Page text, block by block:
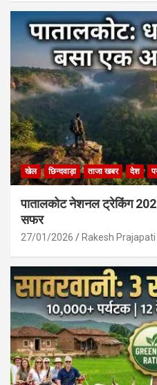
खेल छिन्दवाड़ा ताजा खबर देश
पातालकोट नेशनल ट्रेकिंग
सफर
27/01/2026 Rakesh Prajapati